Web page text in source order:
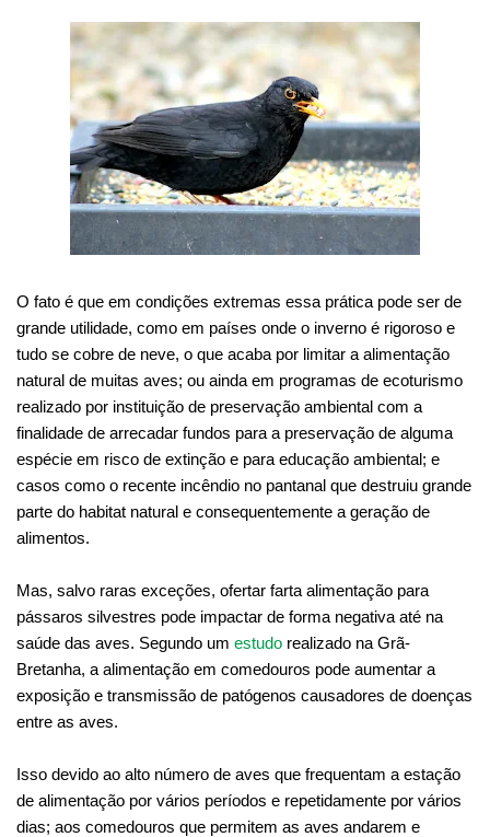
O fato é que em condições extremas essa prática pode ser de
grande utilidade, como em países onde o inverno é rigoroso e
tudo se cobre de neve, o que acaba por limitar a alimentação
natural de muitas aves; ou ainda em programas de ecoturismo
realizado por instituição de preservação ambiental com a
finalidade de arrecadar fundos para a preservação de alguma
espécie em risco de extinção e para educação ambiental; e
casos como o recente incêndio no pantanal que destruiu grande
parte do habitat natural e consequentemente a geração de
alimentos.
Mas, salvo raras exceções, ofertar farta alimentação para
pássaros silvestres pode impactar de forma negativa até na
saúde das aves. Segundo um estudo realizado na Grã-
Bretanha, a alimentação em comedouros pode aumentar a
exposição e transmissão de patógenos causadores de doenças
entre as aves.
Isso devido ao alto número de aves que frequentam a estação
de alimentação por vários períodos e repetidamente por vários
dias; aos comedouros que permitem as aves andarem e